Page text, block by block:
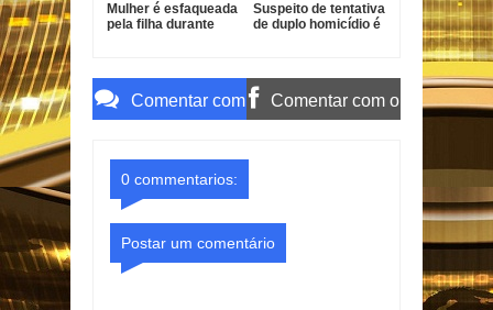
Mulher é esfaqueada
pela filha durante
Suspeito de tentativa
de duplo homicídio é
Comentar com Comentar com o
0 commentarios:
Postar um comentário